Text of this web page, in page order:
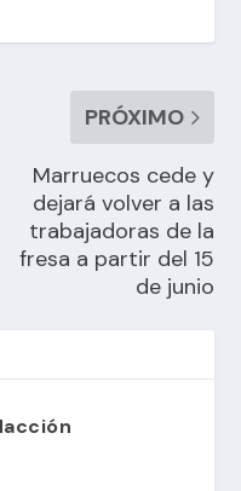
PRÓXIMO
Marruecos cede y
dejará volver a las
trabajadoras de la
fresa a partir del 15
de junio